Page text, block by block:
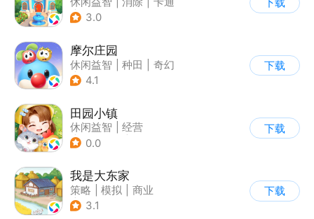
| 收集
3.0
下载
摩尔庄园
休闲益智 种田
奇幻
| 摩尔庄园
4.1
下载
田园小镇
休闲益智
经营
| 田园生活
0.0
下载
我是大东家
策略 模拟
商业
| 卡通
3.1
下载